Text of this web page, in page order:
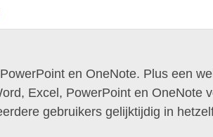
en OneNote. Plus een
Excel, PowerPoint en
gebruikers gelijktijdig in